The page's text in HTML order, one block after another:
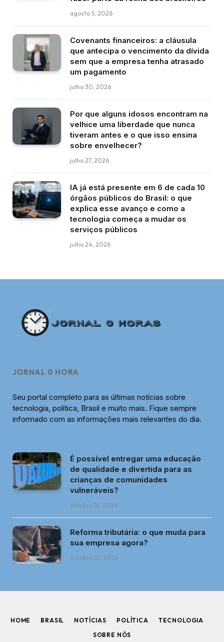
agosto 5, 2026
Covenants financeiros: a cláusula
que antecipa o vencimento da dívida
sem que a empresa tenha atrasado
um pagamento
julho 30, 2026
Por que alguns idosos encontram na
velhice uma liberdade que nunca
tiveram antes e o que isso ensina
sobre envelhecer?
julho 27, 2026
IA já está presente em 6 de cada 10
órgãos públicos do Brasil: o que
explica esse avanço e como a
tecnologia começa a mudar os
serviços públicos
julho 24, 2026
JORNAL 0 HORA
Seu portal completo para as últimas notícias sobre
tecnologia, política, Brasil e muito mais. Fique sempre
informado com as informações mais relevantes do dia.
É possível entregar uma educação
de qualidade e divertida para as
crianças de comunidades
vulneráveis?
outubro 16, 2024
Reforma tributária: o que muda para
sua empresa agora?
outubro 10, 2025
HOME BRASIL NOTÍCIAS POLÍTICA
TECNOLOGIA
SOBRE NÓS